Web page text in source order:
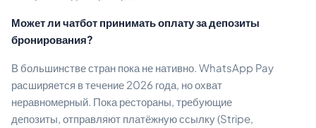
Может ли чатбот принимать оплату за депозиты
бронирования?
В большинстве стран пока не нативно. WhatsApp Pay
расширяется в течение 2026 года, но охват
неравномерный. Пока рестораны, требующие
депозиты, отправляют платёжную ссылку (Stripe,